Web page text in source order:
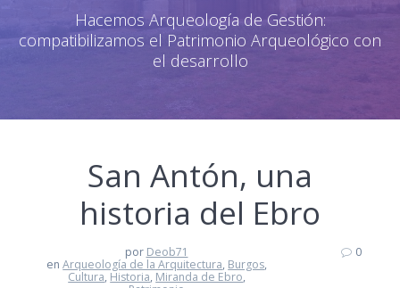
Hacemos Arqueología de Gestión:
compatibilizamos el Patrimonio Arqueológico con
el desarrollo
San Antón, una
historia del Ebro
por Deob71
enArqueología de la Arquitectura, Burgos,
Cultura, Historia, Miranda de Ebro,
0